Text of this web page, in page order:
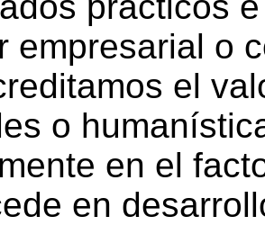
empresarial o
el
o
en el
en